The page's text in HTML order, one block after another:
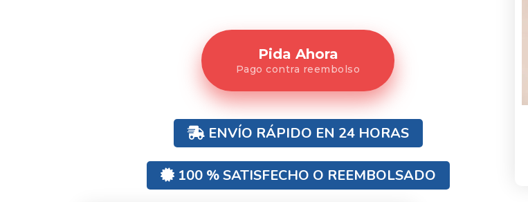
Pida Ahora
Pago contra reembolso
ENVÍO RÁPIDO EN 24 HORAS
100 % SATISFECHO O REEMBOLSADO